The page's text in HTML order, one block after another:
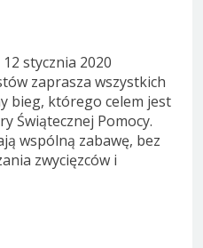
stycznia 2020
zaprasza wszystkich
bieg, którego celem jest
Świątecznej Pomocy.
wspólną zabawę, bez
zwycięzców i